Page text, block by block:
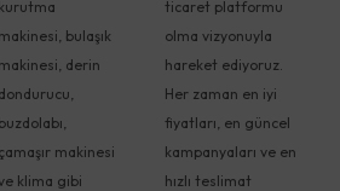
kurutma
makinesi, bulaşık
makinesi, derin
dondurucu,
buzdolabı,
çamaşır makinesi
klima gibi
ticaret platformu
olma vizyonuyla
hareket ediyoruz.
Her zaman en iyi
fiyatları, en güncel
kampanyaları ve en
hızlı teslimat